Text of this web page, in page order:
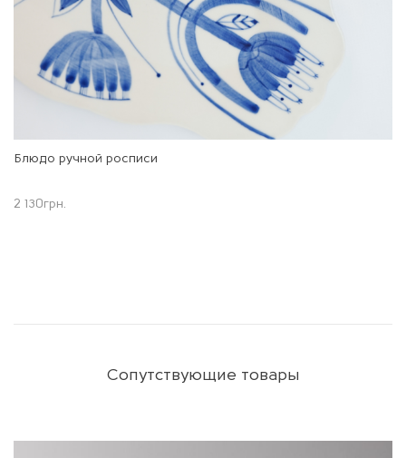
Блюдо ручной росписи
2 130грн.
Сопутствующие товары